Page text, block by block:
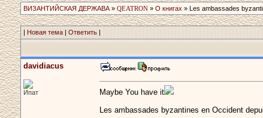
ВИЗАНТИЙСКАЯ ДЕРЖАВА » QEATRON » О книгах » Les ambassades
| Новая тема|Ответить |
davidiacus
Ипат
Maybe You have it
Les ambassades byzantines en Occident